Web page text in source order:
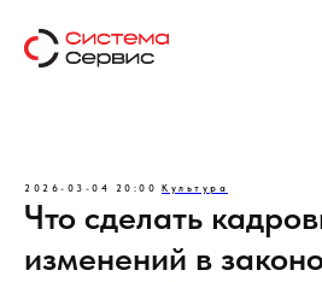
2026-03-04 20:00 Культура
Что сделать
изменений в